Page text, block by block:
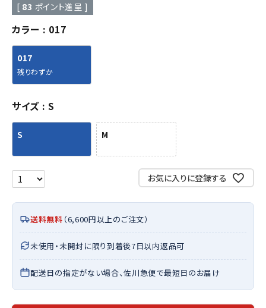
[ 83 ポイント進呈 ]
カラー 017
017
残りわずか
サイズ S
S M
お気に入りに登録する
送料無料 （6,600円以上のご注文）
未使用・未開封に限り到着後7日以内返品可
配送日の指定がない場合、佐川急便で最短日のお届け